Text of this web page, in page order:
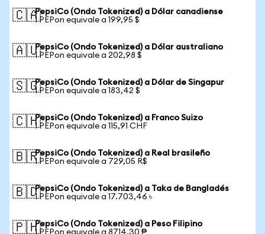
🇨🇦PepsiCo (Ondo Tokenized) a Dólar canadiense
1 PEPon equivale a 199,95 $
🇦🇺PepsiCo (Ondo Tokenized) a Dólar australiano
1 PEPon equivale a 202,98 $
🇸🇬PepsiCo (Ondo Tokenized) a Dólar de Singapur
1 PEPon equivale a 183,42 $
🇨🇭PepsiCo (Ondo Tokenized) a Franco Suizo
1 PEPon equivale a 115,91 CHF
🇧🇷PepsiCo (Ondo Tokenized) a Real brasileño
1 PEPon equivale a 729,05 R$
🇧🇩PepsiCo (Ondo Tokenized) a Taka de Bangladés
1 PEPon equivale a 17.703,46 ৳
🇵🇭PepsiCo (Ondo Tokenized) a Peso Filipino
1 PEPon equivale a 8714,30 ₱